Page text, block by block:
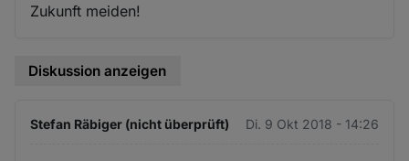
Zukunft meiden!
Diskussion anzeigen
Stefan Räbiger (nicht überprüft) Di. 9 Okt 2018 - 14:26